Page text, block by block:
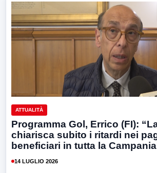
ATTUALITÀ
Programma Gol, Errico (FI):
chiarisca subito i ritardi nei
beneficiari in tutta la
14 LUGLIO 2026